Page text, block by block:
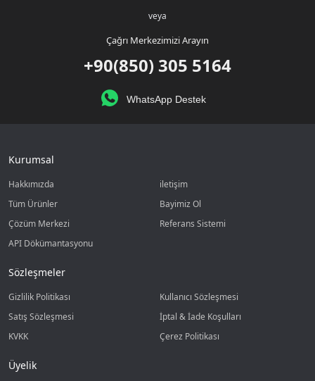
veya
Çağrı Merkezimizi Arayın
+90(850) 305 5164
WhatsApp Destek
Kurumsal
Hakkımızda
iletişim
Tüm Ürünler
Bayimiz Ol
Çözüm Merkezi
Referans Sistemi
API Dökümantasyonu
Sözleşmeler
Gizlilik Politikası
Kullanıcı Sözleşmesi
Satış Sözleşmesi
İptal & İade Koşulları
KVKK
Çerez Politikası
Üyelik